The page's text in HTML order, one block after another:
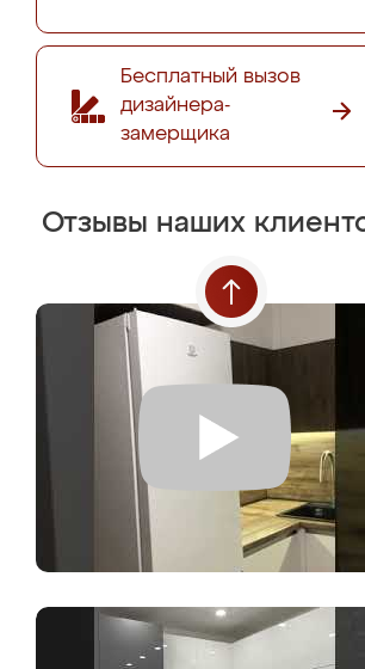
Бесплатный вызов
дизайнера-
замерщика
Отзывы наших